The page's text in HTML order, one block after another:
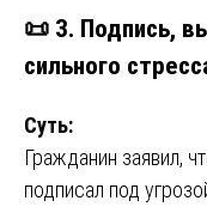
📜 3. Подпись,
сильного
Суть:
Гражданин заявил,
подписал под